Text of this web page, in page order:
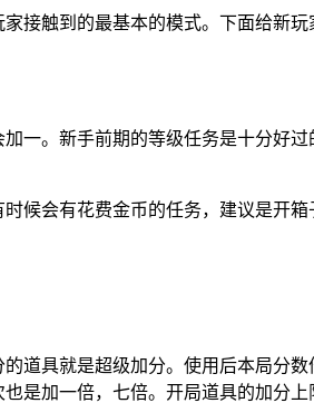
接触到的最基本的模式。下面给新
一。新手前期的等级任务是十分好
候会有花费金币的任务，建议是开
道具就是超级加分。使用后本局分
是加一倍，七倍。开局道具的加分